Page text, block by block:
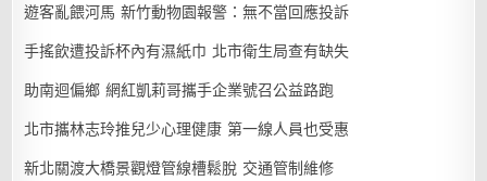
遊客亂餵河馬 新竹動物園報警：無不當回應投訴
手搖飲遭投訴杯內有濕紙巾 北市衛生局查有缺失
助南迴偏鄉 網紅凱莉哥攜手企業號召公益路跑
北市攜林志玲推兒少心理健康 第一線人員也受惠
新北關渡大橋景觀燈管線槽鬆脫 交通管制維修